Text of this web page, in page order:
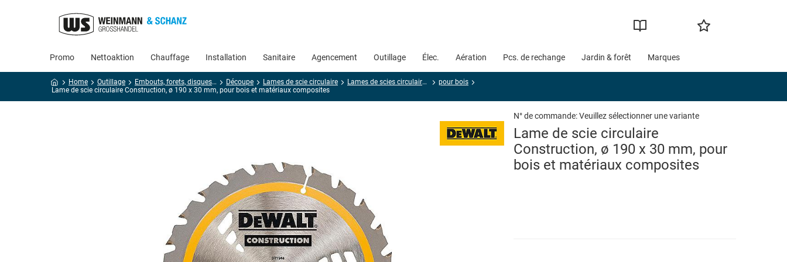
Promo Nettoaktion Chauffage Installation Sanitaire Agencement Outillage Élec. Aération Pcs. de rechange Jardin & forêt Marques
Home Outillage Embouts, forets, disques, meulage Découpe Lames de scie circulaire Lames de scies circulaires pour le bois
pour bois
Lame de scie circulaire Construction, ø 190 x 30 mm, pour bois et matériaux composites
N° de commande:Veuillez sélectionner une variante
Lame de scie circulaire
Construction, ø 190 x 30 mm, pour
bois et matériaux composites